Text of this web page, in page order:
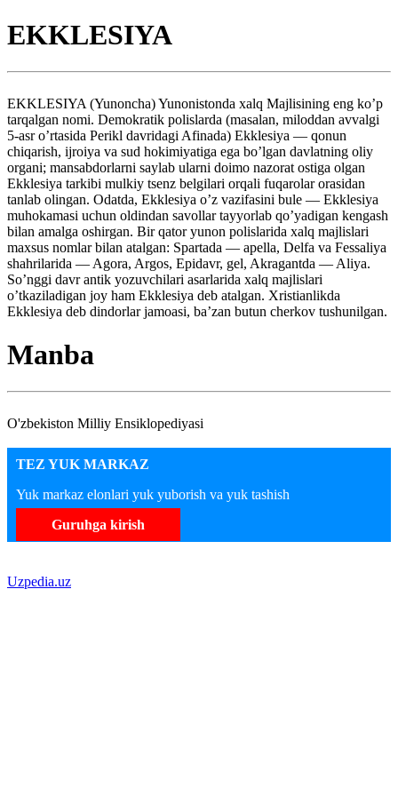
EKKLESIYA
EKKLESIYA (Yunoncha) Yunonistonda xalq Majlisining eng ko’p
tarqalgan nomi. Demokratik polislarda (masalan, miloddan avvalgi
5-asr o’rtasida Perikl davridagi Afinada) Ekklesiya — qonun
chiqarish, ijroiya va sud hokimiyatiga ega bo’lgan davlatning oliy
organi; mansabdorlarni saylab ularni doimo nazorat ostiga olgan
Ekklesiya tarkibi mulkiy tsenz belgilari orqali fuqarolar orasidan
tanlab olingan. Odatda, Ekklesiya o’z vazifasini bule — Ekklesiya
muhokamasi uchun oldindan savollar tayyorlab qo’yadigan kengash
bilan amalga oshirgan. Bir qator yunon polislarida xalq majlislari
maxsus nomlar bilan atalgan: Spartada — apella, Delfa va Fessaliya
shahrilarida — Agora, Argos, Epidavr, gel, Akragantda — Aliya.
So’nggi davr antik yozuvchilari asarlarida xalq majlislari
o’tkaziladigan joy ham Ekklesiya deb atalgan. Xristianlikda
Ekklesiya deb dindorlar jamoasi, ba’zan butun cherkov tushunilgan.
Manba
O'zbekiston Milliy Ensiklopediyasi
TEZ YUK MARKAZ
Yuk markaz elonlari yuk yuborish va yuk tashish
Guruhga kirish
Uzpedia.uz